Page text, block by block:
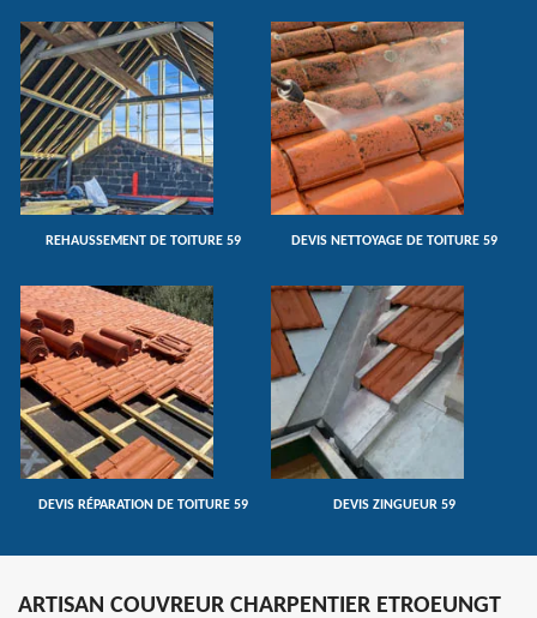
REHAUSSEMENT DE TOITURE 59 DEVIS NETTOYAGE DE TOITURE 59
DEVIS RÉPARATION DE TOITURE 59 DEVIS ZINGUEUR 59
ARTISAN COUVREUR CHARPENTIER ETROEUNGT